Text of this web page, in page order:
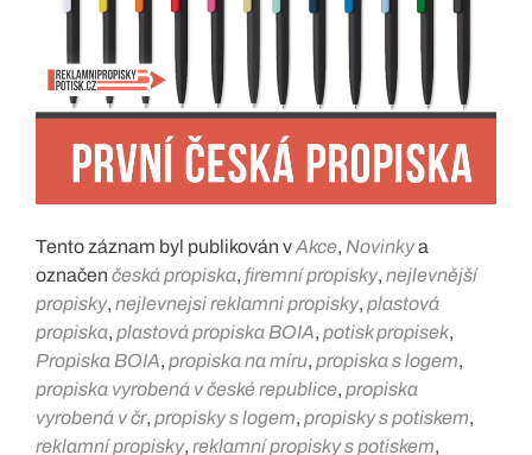
Tento záznam byl publikován vAkce, Novinkya
označen česká propiska, firemní propisky, nejlevnější
propisky, nejlevnejsi reklamni propisky, plastová
propiska, plastová propiska BOIA, potisk propisek,
Propiska BOIA, propiska na míru, propiska s logem,
propiska vyrobená v české republice, propiska
vyrobená v čr, propisky s logem, propisky s potiskem,
reklamní propisky, reklamní propisky s potiskem,